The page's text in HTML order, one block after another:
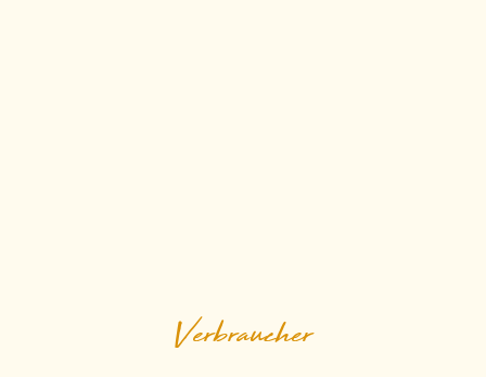
Verbraucher